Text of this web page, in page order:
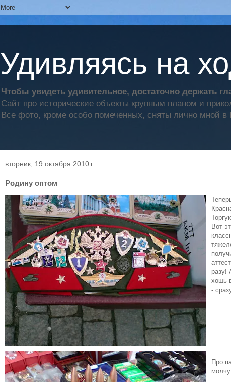
Удивляясь на
Чтобы увидеть удивительное, достаточно держать
Сайт про исторические объекты крупным планом и
Все фото, кроме особо помеченных, сняты лично мной
вторник, 19 октября 2010 г.
Родину оптом
Вот
разу!
хошь
-
Про